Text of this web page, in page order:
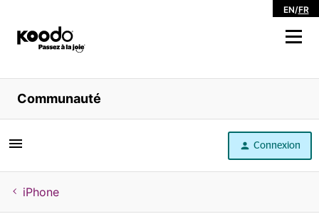
EN/FR
Magasiner
Libre service
Aide
Communauté
Connexion
iPhone